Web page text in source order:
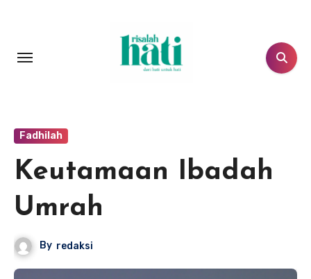
Fadhilah
Keutamaan Ibadah
Umrah
By redaksi